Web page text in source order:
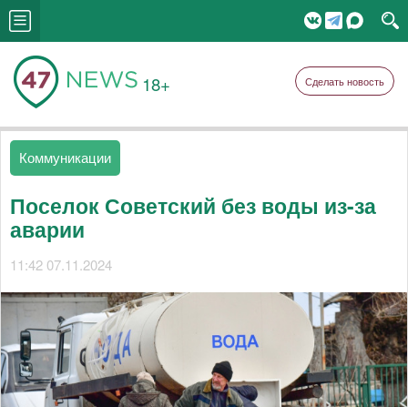
18+ Сделать новость
Коммуникации
Поселок Советский без воды из-за
аварии
11:42 07.11.2024